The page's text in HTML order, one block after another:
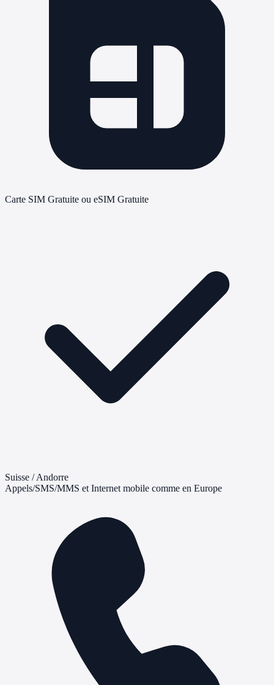
Carte SIM Gratuite ou eSIM Gratuite
Suisse / Andorre
Appels/SMS/MMS et Internet mobile comme en Europe